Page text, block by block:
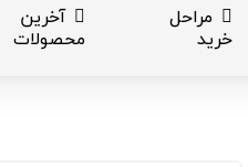
مراحل
خرید
آخرین
محصولات